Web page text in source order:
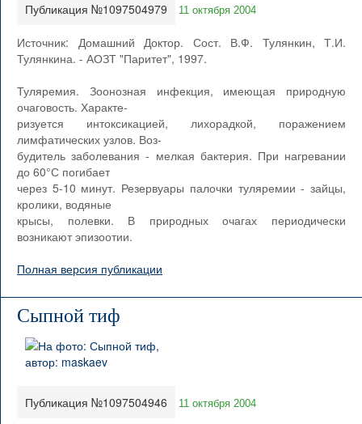
Публикация №1097504979 11 октября 2004
Источник: Домашний Доктор. Сост. В.Ф. Тулянкин, Т.И.
Тулянкина. - АОЗТ "Паритет", 1997.
Туляремия. Зоонозная инфекция, имеющая природную
очаговость. Характе-
ризуется интоксикацией, лихорадкой, поражением
лимфатических узлов. Воз-
будитель заболевания - мелкая бактерия. При нагревании
до 60°С погибает
через 5-10 минут. Резервуары палочки туляремии - зайцы,
кролики, водяные
крысы, полевки. В природных очагах периодически
возникают эпизоотии.
Полная версия публикации
Сыпной тиф
Публикация №1097504946 11 октября 2004